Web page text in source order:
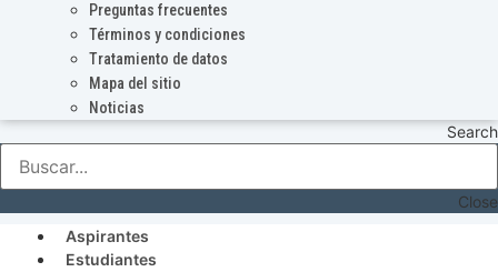
Preguntas frecuentes
Términos y condiciones
Tratamiento de datos
Mapa del sitio
Noticias
Search
Close
Aspirantes
Estudiantes